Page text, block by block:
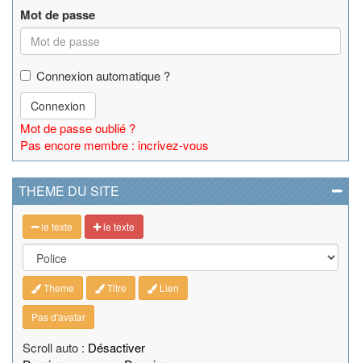
Mot de passe
Connexion automatique ?
Connexion
Mot de passe oublié ?
Pas encore membre : incrivez-vous
THEME DU SITE
le texte le texte
Theme Titre Lien
Pas d'avatar
Scroll auto : Désactiver